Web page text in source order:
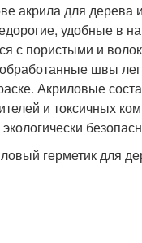
акрила для дерева
удобные в
с пористыми и
швы
Акриловые
и токсичных
герметик для